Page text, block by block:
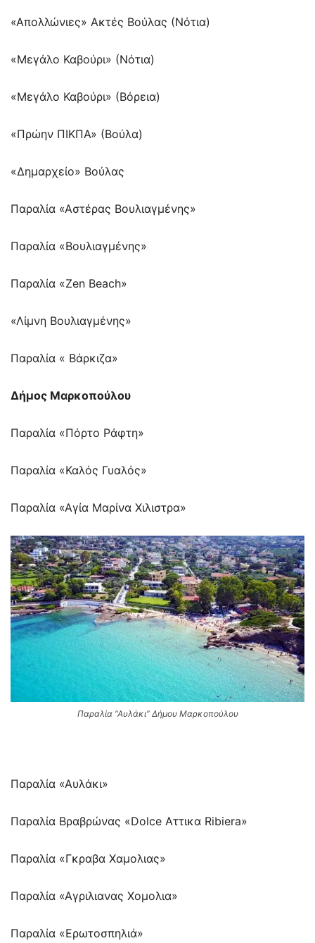
«Απολλώνιες» Ακτές Βούλας (Νότια)
«Μεγάλο Καβούρι» (Νότια)
«Μεγάλο Καβούρι» (Βόρεια)
«Πρώην ΠΙΚΠΑ» (Βούλα)
«Δημαρχείο» Βούλας
Παραλία «Αστέρας Βουλιαγμένης»
Παραλία «Βουλιαγμένης»
Παραλία «Zen Beach»
«Λίμνη Βουλιαγμένης»
Παραλία « Βάρκιζα»
Δήμος Μαρκοπούλου
Παραλία «Πόρτο Ράφτη»
Παραλία «Καλός Γυαλός»
Παραλία «Αγία Μαρίνα Χιλιστρα»
Παραλία “Αυλάκι” Δήμου Μαρκοπούλου
Παραλία «Αυλάκι»
Παραλία Βραβρώνας «Dolce Αττικα Ribiera»
Παραλία «Γκραβα Χαμολιας»
Παραλία «Αγριλιανας Χομολια»
Παραλία «Ερωτοσπηλιά»